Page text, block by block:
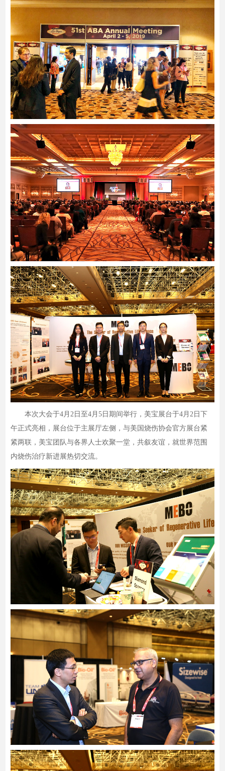
本次大会于4月2日至4月5日期间举行，美宝展台于4月2日下
午正式亮相，展台位于主展厅左侧，与美国烧伤协会官方展台紧
紧两联，美宝团队与各界人士欢聚一堂，共叙友谊，就世界范围
内烧伤治疗新进展热切交流。